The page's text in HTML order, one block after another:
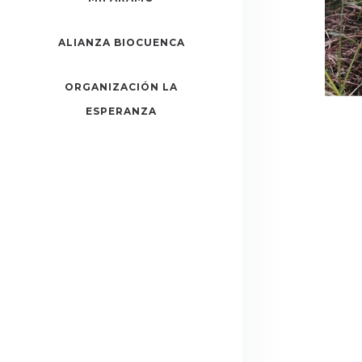
ALIANZA BIOCUENCA
ORGANIZACIÓN LA
ESPERANZA